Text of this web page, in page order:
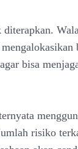
bisa
risiko